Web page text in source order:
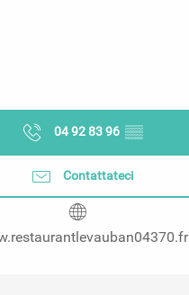
04 92 83 96 ▒▒
Contattateci